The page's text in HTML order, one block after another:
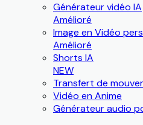
Générateur vidéo IA
Amélioré
Image en Vidéo
Amélioré
Shorts IA
NEW
Transfert de
Vidéo en Anime
Générateur audio